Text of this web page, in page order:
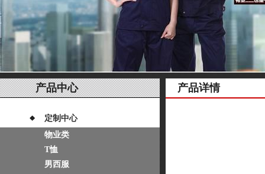
产品中心
定制中心
物业类
T恤
男西服
产品详情